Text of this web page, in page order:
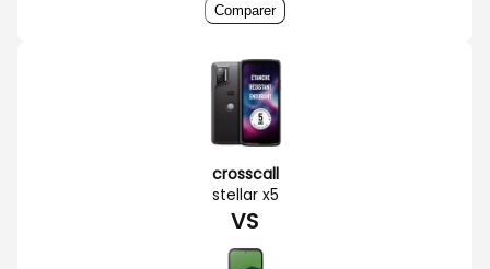
Comparer
crosscall
stellar x5
VS